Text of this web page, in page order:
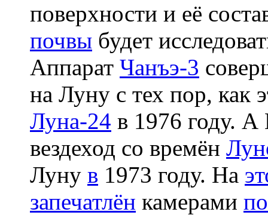
поверхности и её
почвы будет
Аппарат Чанъэ-3
на Луну с тех пор, как
Луна-24 в 1976 году.
вездеход со времён
Луну в 1973 году. На
запечатлён камерами